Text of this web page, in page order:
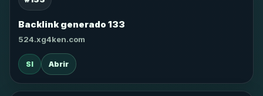
Backlink generado 133
524.xg4ken.com
SI Abrir